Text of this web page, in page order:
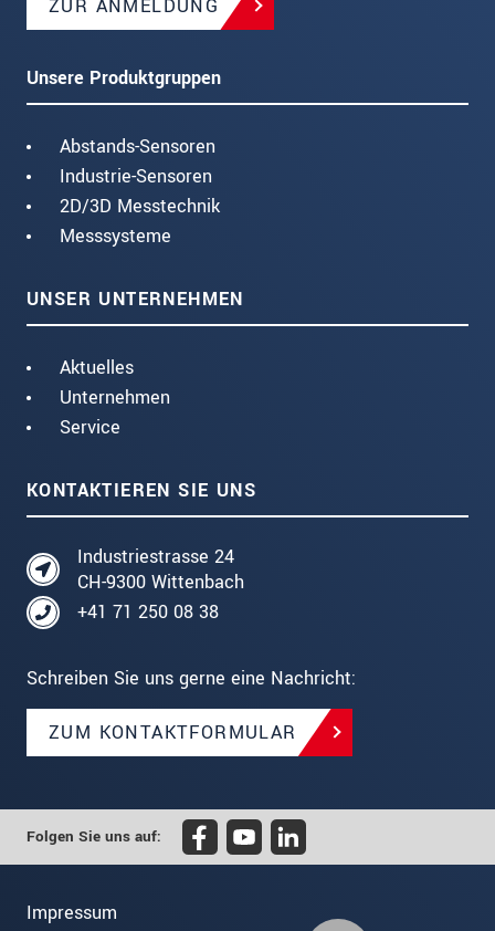
ZUR ANMELDUNG
Unsere Produktgruppen
Abstands-Sensoren
Industrie-Sensoren
2D/3D Messtechnik
Messsysteme
UNSER UNTERNEHMEN
Aktuelles
Unternehmen
Service
KONTAKTIEREN SIE UNS
Industriestrasse 24
CH-9300 Wittenbach
+41 71 250 08 38
Schreiben Sie uns gerne eine Nachricht:
ZUM KONTAKTFORMULAR
Folgen Sie uns auf:
Impressum